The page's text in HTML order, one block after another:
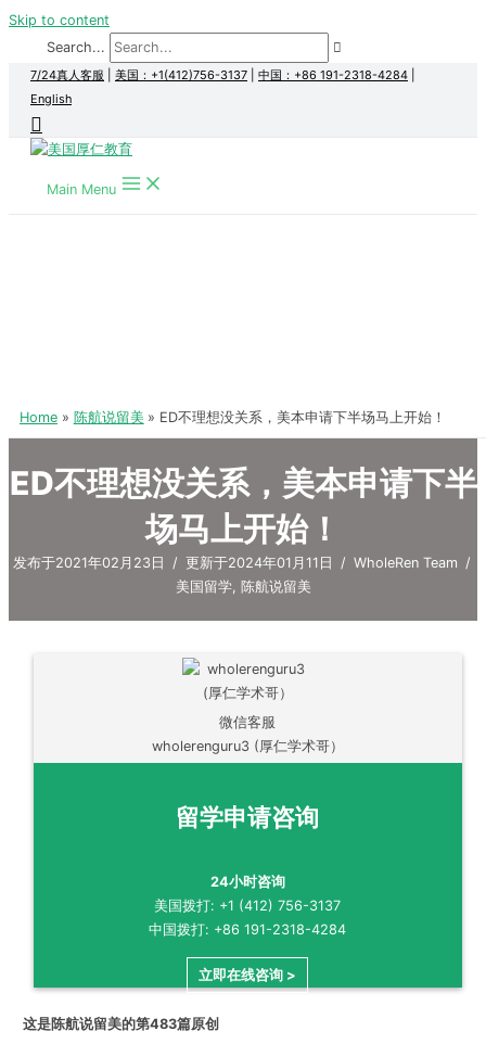
Skip to content
Search...
7/24真人客服 美国：+1(412)756-3137 中国：+86 191-2318-4284
English
Main Menu
Home 陈航说留美 ED不理想没关系，美本申请下半场马上开始！
ED不理想没关系，美本申请下半
场马上开始！
发布于2021年02月23日 / 更新于2024年01月11日 / WholeRen Team /
美国留学, 陈航说留美
微信客服
wholerenguru3 (厚仁学术哥）
留学申请咨询
24小时咨询
美国拨打: +1 (412) 756-3137
中国拨打: +86 191-2318-4284
立即在线咨询 >
这是陈航说留美的第483篇原创